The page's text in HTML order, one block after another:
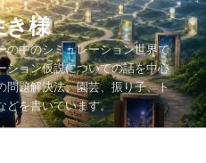
き様
の中のシミュレーション世界で
ション仮説についての話を中心
問題解決法、園芸、振り子、ト
を書いています。